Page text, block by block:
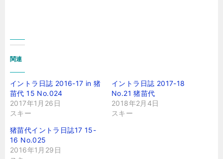
関連
イントラ日誌 2016-17 in 猪
苗代 15 No.024
2017年1月26日
スキー
イントラ日誌 2017-18
No.21 猪苗代
2018年2月4日
スキー
猪苗代イントラ日誌17 15-
16 No.025
2016年1月29日